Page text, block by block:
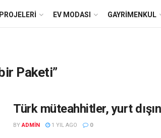
EV MODASI GAYRIMENKUL
Paketi”
Türk müteahhitler, yurt
BY ADMIN 1 YIL AGO 0